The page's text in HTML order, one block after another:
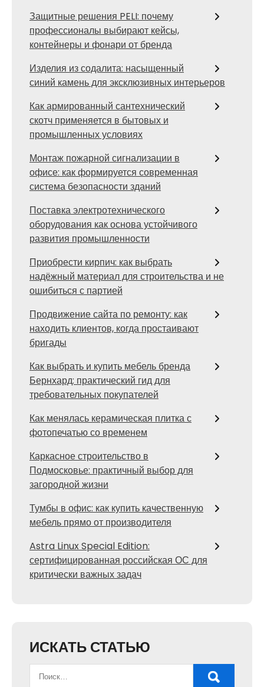
Защитные решения PELI: почему
профессионалы выбирают кейсы,
контейнеры и фонари от бренда
Изделия из содалита: насыщенный
синий камень для эксклюзивных интерьеров
Как армированный сантехнический
скотч применяется в бытовых и
промышленных условиях
Монтаж пожарной сигнализации в
офисе: как формируется современная
система безопасности зданий
Поставка электротехнического
оборудования как основа устойчивого
развития промышленности
Приобрести кирпич: как выбрать
надёжный материал для строительства и не
ошибиться с партией
Продвижение сайта по ремонту: как
находить клиентов, когда простаивают
бригады
Как выбрать и купить мебель бренда
Бернхард: практический гид для
требовательных покупателей
Как менялась керамическая плитка с
фотопечатью со временем
Каркасное строительство в
Подмосковье: практичный выбор для
загородной жизни
Тумбы в офис: как купить качественную
мебель прямо от производителя
Astra Linux Special Edition:
сертифицированная российская ОС для
критически важных задач
ИСКАТЬ СТАТЬЮ